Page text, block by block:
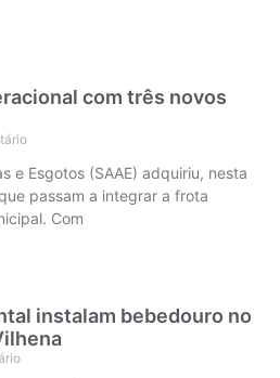
com três novos
e Esgotos (SAAE) adquiriu, nesta
passam a integrar a frota
Com
instalam bebedouro no